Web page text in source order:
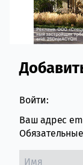
Войти:
Ваш адрес